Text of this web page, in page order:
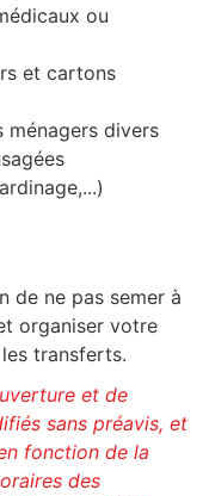
ou
et cartons
ménagers divers
de ne pas semer à
organiser votre
transferts.
et de
sans préavis, et
fonction de la
des